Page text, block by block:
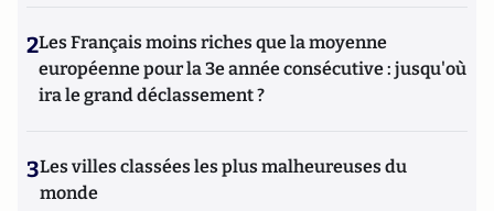
2Les Français moins riches que la moyenne
européenne pour la 3e année consécutive : jusqu'où
ira le grand déclassement ?
3Les villes classées les plus malheureuses du
monde